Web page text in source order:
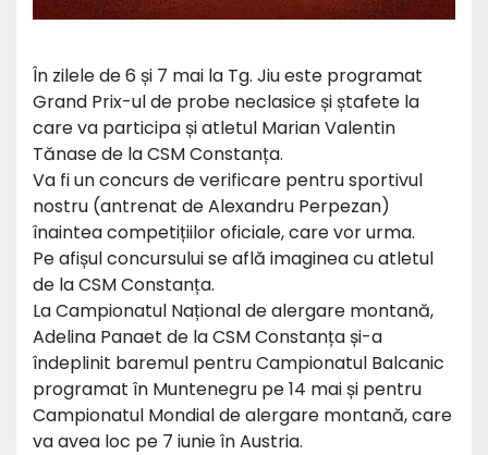
În zilele de 6 și 7 mai la Tg. Jiu este programat
Grand Prix-ul de probe neclasice și ștafete la
care va participa și atletul Marian Valentin
Tănase de la CSM Constanța.
Va fi un concurs de verificare pentru sportivul
nostru (antrenat de Alexandru Perpezan)
înaintea competițiilor oficiale, care vor urma.
Pe afișul concursului se află imaginea cu atletul
de la CSM Constanța.
La Campionatul Național de alergare montană,
Adelina Panaet de la CSM Constanța și-a
îndeplinit baremul pentru Campionatul Balcanic
programat în Muntenegru pe 14 mai și pentru
Campionatul Mondial de alergare montană, care
va avea loc pe 7 iunie în Austria.